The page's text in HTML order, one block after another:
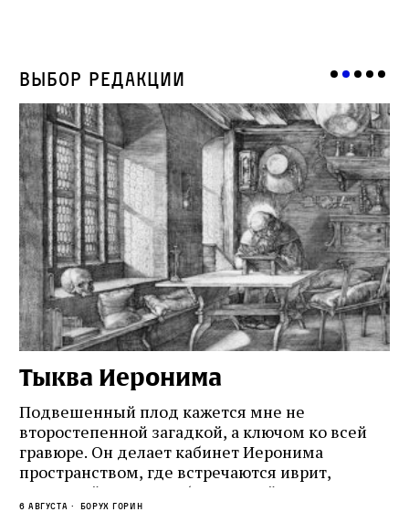
Выбор редакции
Тыква Иеронима
Подвешенный плод кажется мне не
второстепенной загадкой, а ключом ко всей
гравюре. Он делает кабинет Иеронима
пространством, где встречаются иврит,
греческий и латынь; буквальный смысл и
6 августа Борух Горин